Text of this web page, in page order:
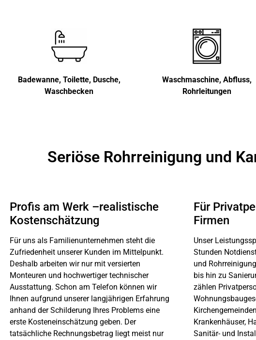
Badewanne, Toilette, Dusche,
Waschbecken
Waschmaschine, Abfluss,
Rohrleitungen
Seriöse Rohrreinigung und
Profis am Werk –realistische
Kostenschätzung
Für uns als Familienunternehmen steht die
Zufriedenheit unserer Kunden im Mittelpunkt.
Deshalb arbeiten wir nur mit versierten
Monteuren und hochwertiger technischer
Ausstattung. Schon am Telefon können wir
Ihnen aufgrund unserer langjährigen Erfahrung
anhand der Schilderung Ihres Problems eine
erste Kosteneinschätzung geben. Der
tatsächliche Rechnungsbetrag liegt meist nur
Für
Firmen
Unser
Stunden
und
bis hin zu
zählen
Krankenhäuser,
Sanitär- und